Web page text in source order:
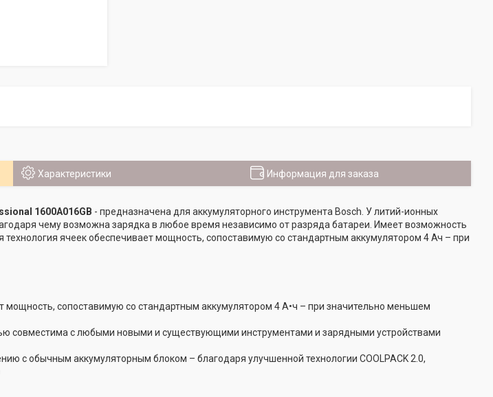
Характеристики Информация для заказа
1600A016GB - предназначена для аккумуляторного инструмента Bosch. У литий-ионных
чему возможна зарядка в любое время независимо от разряда батареи. Имеет возможность
технология ячеек обеспечивает мощность, сопоставимую со стандартным аккумулятором 4 Ач – при
мощность, сопоставимую со стандартным аккумулятором 4 А•ч – при значительно меньшем
совместима с любыми новыми и существующими инструментами и зарядными устройствами
с обычным аккумуляторным блоком – благодаря улучшенной технологии COOLPACK 2.0,